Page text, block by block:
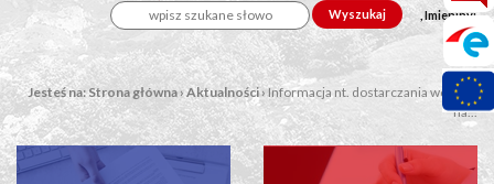
, Imieniny:
Wyszukaj
Jesteś na:Strona główna› Aktualności›Informacja nt. dostarczania worków
na...